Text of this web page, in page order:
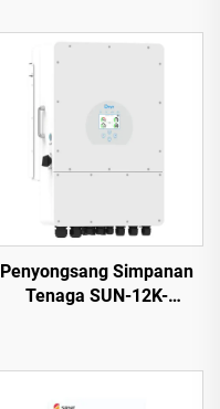
Penyongsang Simpanan
Tenaga SUN-12K-
Jaminan 5 Tahun